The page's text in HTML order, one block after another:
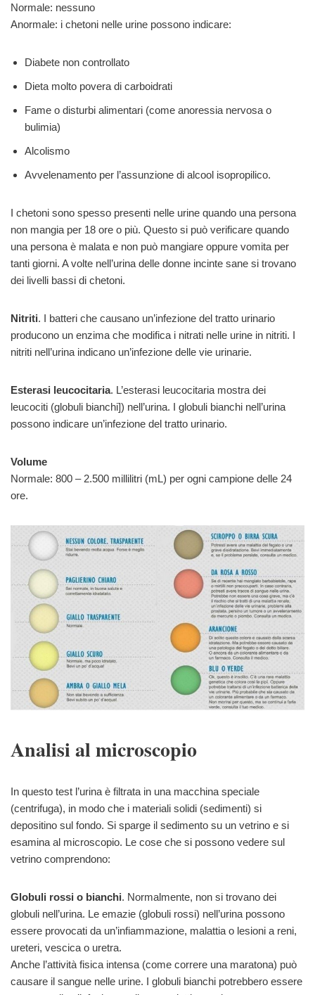
Normale: nessuno
Anormale: i chetoni nelle urine possono indicare:
Diabete non controllato
Dieta molto povera di carboidrati
Fame o disturbi alimentari (come anoressia nervosa o
bulimia)
Alcolismo
Avvelenamento per l’assunzione di alcool isopropilico.
I chetoni sono spesso presenti nelle urine quando una persona
non mangia per 18 ore o più. Questo si può verificare quando
una persona è malata e non può mangiare oppure vomita per
tanti giorni. A volte nell’urina delle donne incinte sane si trovano
dei livelli bassi di chetoni.
Nitriti. I batteri che causano un’infezione del tratto urinario
producono un enzima che modifica i nitrati nelle urine in nitriti. I
nitriti nell’urina indicano un’infezione delle vie urinarie.
Esterasi leucocitaria. L’esterasi leucocitaria mostra dei
leucociti (globuli bianchi]) nell’urina. I globuli bianchi nell’urina
possono indicare un’infezione del tratto urinario.
Volume
Normale: 800 – 2.500 millilitri (mL) per ogni campione delle 24
ore.
Analisi al microscopio
In questo test l’urina è filtrata in una macchina speciale
(centrifuga), in modo che i materiali solidi (sedimenti) si
depositino sul fondo. Si sparge il sedimento su un vetrino e si
esamina al microscopio. Le cose che si possono vedere sul
vetrino comprendono:
Globuli rossi o bianchi. Normalmente, non si trovano dei
globuli nell’urina. Le emazie (globuli rossi) nell’urina possono
essere provocati da un’infiammazione, malattia o lesioni a reni,
ureteri, vescica o uretra.
Anche l’attività fisica intensa (come correre una maratona) può
causare il sangue nelle urine. I globuli bianchi potrebbero essere